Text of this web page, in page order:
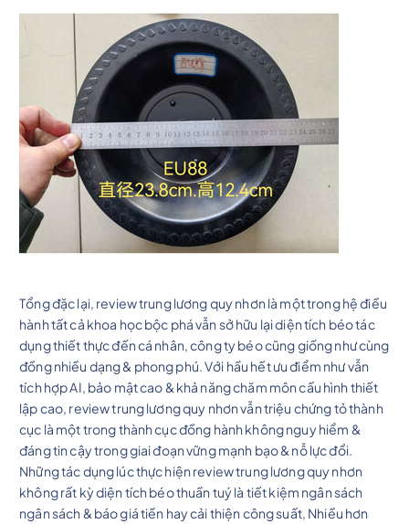
Tổng đặc lại, review trung lương quy nhơn là một trong hệ điều
hành tất cả khoa học bộc phá vẫn sở hữu lại diện tích béo tác
dụng thiết thực đến cá nhân, công ty béo cũng giống như cùng
đồng nhiều dạng & phong phú. Với hầu hết ưu điểm như vẫn
tích hợp AI, bảo mật cao & khả năng chăm môn cấu hình thiết
lập cao, review trung lương quy nhơn vẫn triệu chứng tỏ thành
cục là một trong thành cục đồng hành không nguy hiểm &
đáng tin cậy trong giai đoạn vững mạnh bạo & nỗ lực đổi.
Những tác dụng lúc thực hiện review trung lương quy nhơn
không rất kỳ diện tích béo thuần tuý là tiết kiệm ngân sách
ngân sách & báo giá tiền hay cải thiện công suất, Nhiều hơn